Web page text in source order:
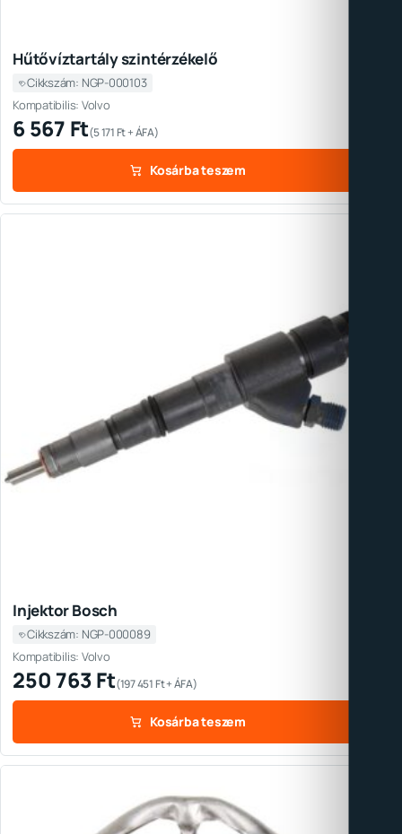
Hűtővíztartály szintérzékelő
Cikkszám: NGP-000103
Kompatibilis: Volvo
6 567 Ft(5 171Ft+ ÁFA)
Kosárba teszem
Injektor Bosch
Cikkszám: NGP-000089
Kompatibilis: Volvo
250 763Ft(197 451Ft+ ÁFA)
Kosárba teszem